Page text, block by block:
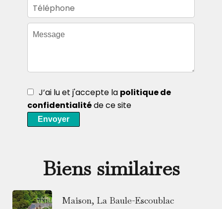
J’ai lu et j'accepte la politique de
confidentialitéde ce site
Envoyer
Biens similaires
Maison, La Baule-Escoublac